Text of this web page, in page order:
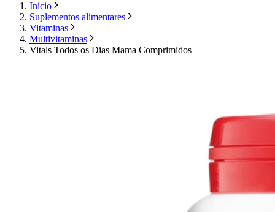
Início
Suplementos alimentares
Vitaminas
Multivitaminas
Vitals Todos os Dias Mama Comprimidos